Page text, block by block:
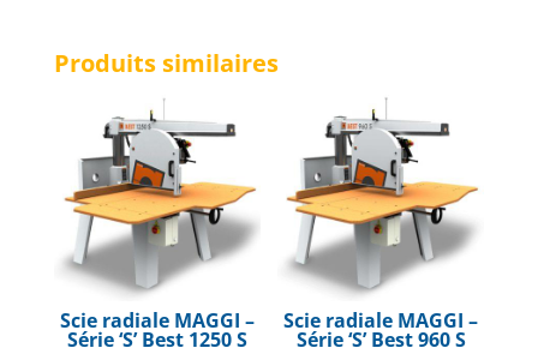
Produits similaires
Scie radiale MAGGI –
Série ‘S’ Best 1250 S
Scie radiale MAGGI –
Série ‘S’ Best 960 S